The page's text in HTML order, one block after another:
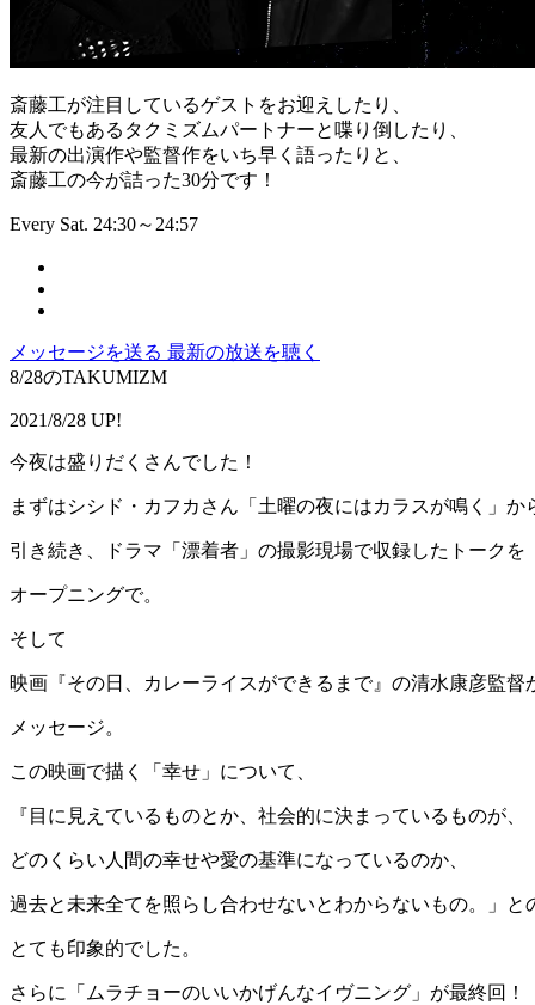
斎藤工が注目しているゲストをお迎えしたり、
友人でもあるタクミズムパートナーと喋り倒したり、
最新の出演作や監督作をいち早く語ったりと、
斎藤工の今が詰った30分です！
Every Sat. 24:30～24:57
メッセージを送る 最新の放送を聴く
8/28のTAKUMIZM
2021/8/28 UP!
今夜は盛りだくさんでした！
まずはシシド・カフカさん「土曜の夜にはカラスが鳴く」か
引き続き、ドラマ「漂着者」の撮影現場で収録したトークを
オープニングで。
そして
映画『その日、カレーライスができるまで』の清水康彦監督
メッセージ。
この映画で描く「幸せ」について、
『目に見えているものとか、社会的に決まっているものが、
どのくらい人間の幸せや愛の基準になっているのか、
過去と未来全てを照らし合わせないとわからないもの。」と
とても印象的でした。
さらに「ムラチョーのいいかげんなイヴニング」が最終回！